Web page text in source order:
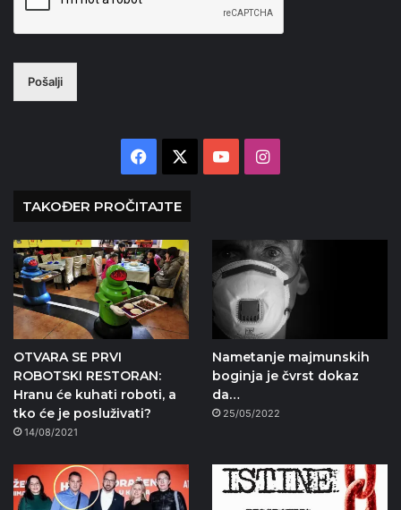
Pošalji
Facebook YouTubeInstagram
TAKOĐER PROČITAJTE
OTVARA SE PRVI
ROBOTSKI RESTORAN:
Hranu će kuhati roboti, a
tko će je posluživati?
14/08/2021
Nametanje majmunskih
boginja je čvrst dokaz
da…
25/05/2022